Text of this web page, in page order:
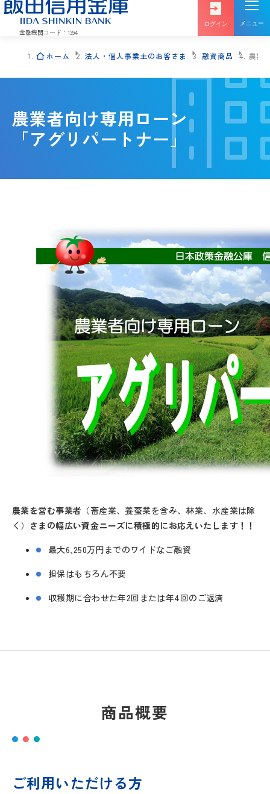
金融機関コード：1394
ログイン
ログイン
インターネット
サービス
サービス
メニュー
ホーム 法人・個人事業主のお客さま 融資商品 農業
農業者向け専用ローン
「アグリパートナー」
農業を営む事業者 （畜産業、養蚕業を含み、林業、水産業は除
く） さまの幅広い資金ニーズに積極的にお応えいたします！！
最大6,250万円までのワイドなご融資
担保はもちろん不要
収穫期に合わせた年2回または年4回のご返済
商品概要
ご利用いただける方